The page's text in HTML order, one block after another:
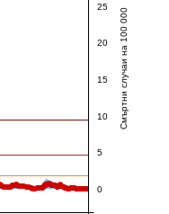
Смъртни случаи на 100 000
0
5
10
15
20
25